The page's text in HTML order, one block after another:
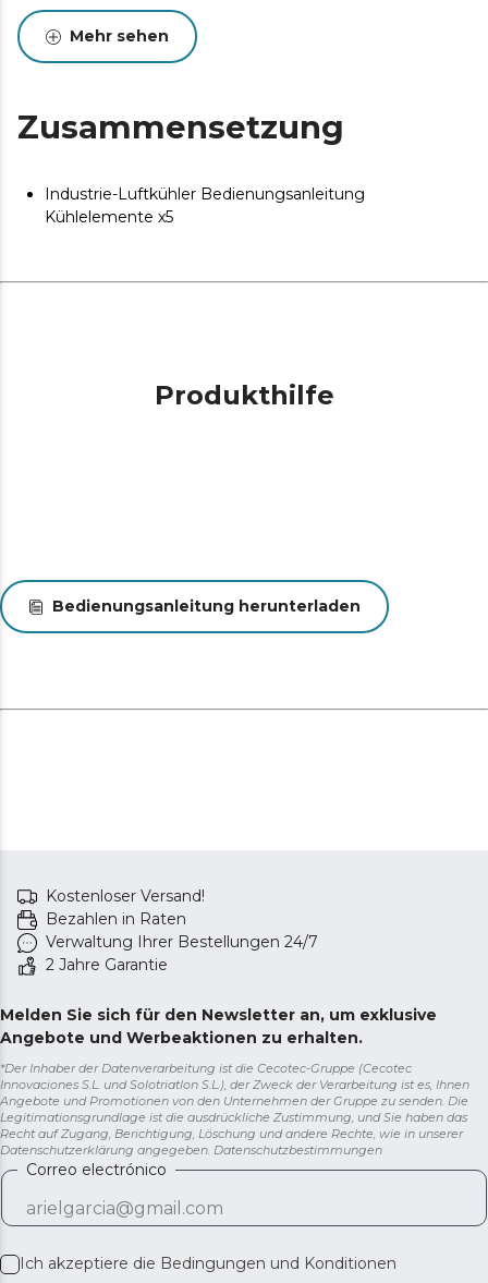
Gleichmäßige und homogene Belüftung. Die
einstellbare Oszillation ermöglicht es, den Luftstrom auf
verschiedene Bereiche zu lenken und so eine
Mehr sehen
Zusammensetzung
Industrie-Luftkühler Bedienungsanleitung
Kühlelemente x5
Produkthilfe
Bedienungsanleitung herunterladen
Kostenloser Versand!
Bezahlen in Raten
Verwaltung Ihrer Bestellungen 24/7
2 Jahre Garantie
Melden Sie sich für den Newsletter an, um exklusive
Angebote und Werbeaktionen zu erhalten.
*Der Inhaber der Datenverarbeitung ist die Cecotec-Gruppe (Cecotec
Innovaciones S.L. und Solotriatlon S.L.), der Zweck der Verarbeitung ist es, Ihnen
Angebote und Promotionen von den Unternehmen der Gruppe zu senden. Die
Legitimationsgrundlage ist die ausdrückliche Zustimmung, und Sie haben das
Recht auf Zugang, Berichtigung, Löschung und andere Rechte, wie in unserer
Datenschutzerklärung angegeben. Datenschutzbestimmungen
Correo electrónico
Ich akzeptiere die Bedingungen und Konditionen